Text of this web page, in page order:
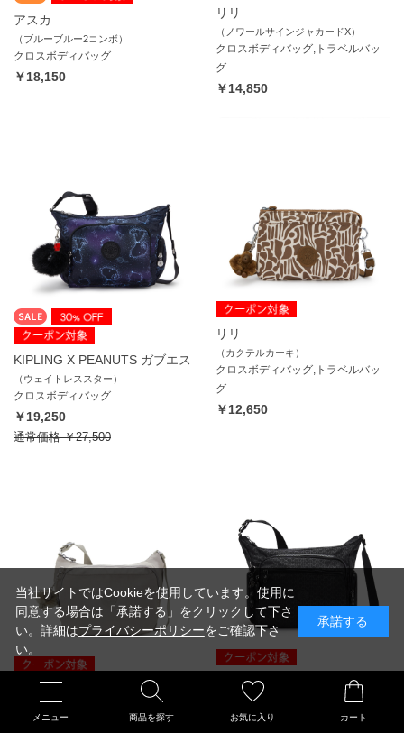
メニュー 商品を探す お気に入り カート
アスカ
（ブルーブルー2コンボ）
クロスボディバッグ
￥18,150
リリ
（ノワールサインジャカードX）
クロスボディバッグ,トラベルバッ
グ
￥14,850
KIPLING X PEANUTS ガブエス
（ウェイトレススター）
クロスボディバッグ
￥19,250
通常価格￥27,500
リリ
（カクテルカーキ）
クロスボディバッグ,トラベルバッ
グ
￥12,650
クロスボディバッグ
ギャビー
（シグネチャーエンボス）
A4サイズ クロスボディバッグ
当社サイトではCookieを使用しています。使用に
同意する場合は「承諾する」をクリックして下さ
い。詳細はプライバシーポリシーをご確認下さ
い。
承諾する